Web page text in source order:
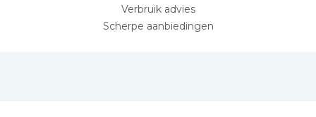
Verbruik advies
Scherpe aanbiedingen